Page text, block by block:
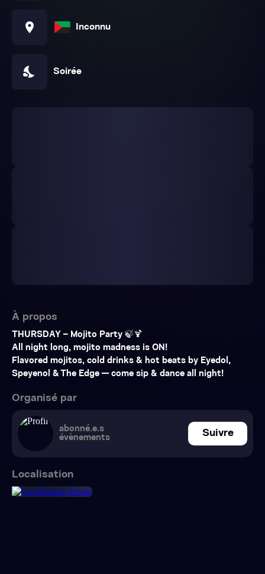
location_on Inconnu
nights_stay Soirée
À propos
THURSDAY – Mojito Party 🍃🍹
All night long, mojito madness is ON!
Flavored mojitos, cold drinks & hot beats by Eyedol,
Speyenol & The Edge — come sip & dance all night!
Organisé par
abonné.e.s
évènements
Suivre
Localisation